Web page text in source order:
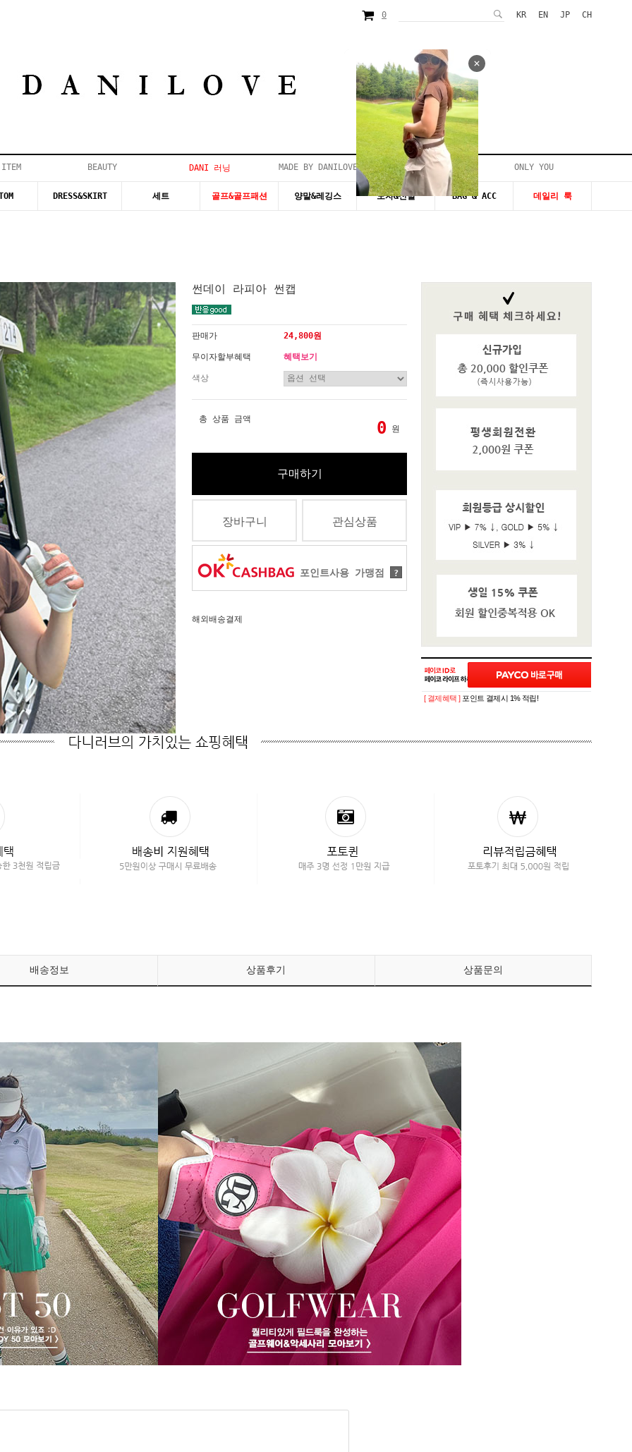
0 KR EN JP CH
BEAUTY DANI 러닝 MADE BY DANILOVE 시즌20~50%세일 ONLY YOU
DRESS&SKIRT 세트 골프&골프패션 양말&레깅스 모자&신발 BAG & ACC 데일리 룩
썬데이 라피아 썬캡
판매가 24,800원
무이자할부혜택 혜택보기
색상
총 상품 금액 0 원
구매하기
장바구니 관심상품
포인트사용 가맹점 ?
해외배송결제
[ 결제혜택 ] 포인트 결제시 1% 적립!
배송정보 상품후기 상품문의